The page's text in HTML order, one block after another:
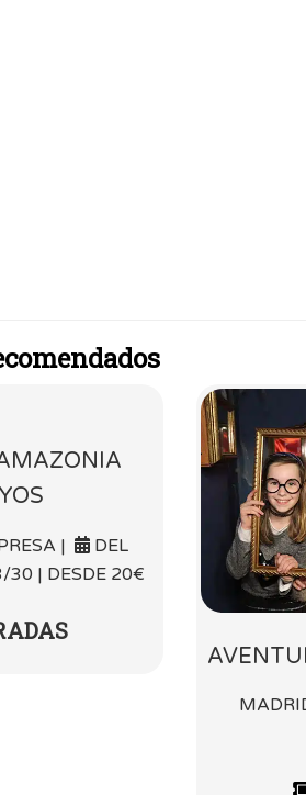
|
DEL
| DESDE 20€